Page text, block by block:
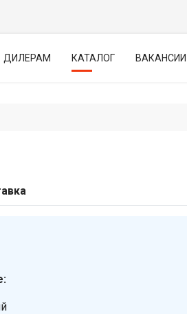
ДИЛЕРАМ КАТАЛОГ ВАКАНСИИ